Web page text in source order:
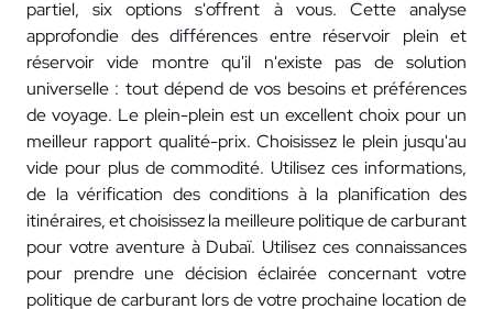
partiel, six options s'offrent à vous. Cette analyse
approfondie des différences entre réservoir plein et
réservoir vide montre qu'il n'existe pas de solution
universelle : tout dépend de vos besoins et préférences
de voyage. Le plein-plein est un excellent choix pour un
meilleur rapport qualité-prix. Choisissez le plein jusqu'au
vide pour plus de commodité. Utilisez ces informations,
de la vérification des conditions à la planification des
itinéraires, et choisissez la meilleure politique de carburant
pour votre aventure à Dubaï. Utilisez ces connaissances
pour prendre une décision éclairée concernant votre
politique de carburant lors de votre prochaine location de